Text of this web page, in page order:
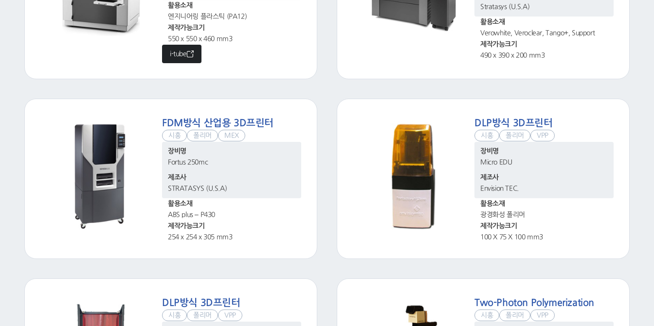
활용소재
엔지니어링 플라스틱 (PA12)
제작가능크기
550 x 550 x 460 mm3
i-tube
Stratasys (U.S.A)
활용소재
Verowhite, Veroclear, Tango+, Support
제작가능크기
490 x 390 x 200 mm3
FDM방식 산업용 3D프린터
시흥 폴리머 MEX
장비명
Fortus 250mc
제조사
STRATASYS (U.S.A)
활용소재
ABS plus – P430
제작가능크기
254 x 254 x 305 mm3
DLP방식 3D프린터
시흥 폴리머 VPP
장비명
Micro EDU
제조사
Envision TEC.
활용소재
광경화성 폴리머
제작가능크기
100 X 75 X 100 mm3
DLP방식 3D프린터
시흥 폴리머 VPP
Two-Photon Polymerization
시흥 폴리머 VPP